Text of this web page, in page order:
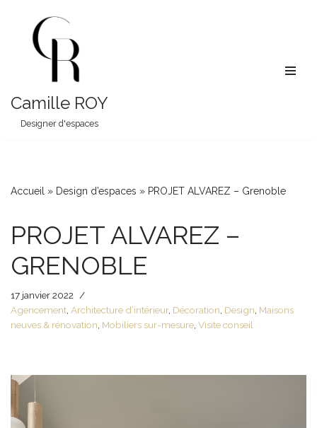
Aller
Camille ROY
Designer d'espaces
Accueil » Design d’espaces » PROJET ALVAREZ – Grenoble
PROJET ALVAREZ –
GRENOBLE
17 janvier 2022
Agencement, Architecture d’intérieur, Décoration, Design, Maisons
neuves & rénovation, Mobiliers sur-mesure, Visite conseil